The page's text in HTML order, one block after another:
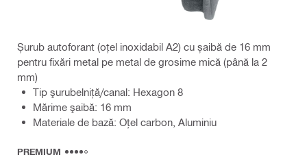
Șurub autoforant (oțel inoxidabil A2) cu șaibă de 16 mm
pentru fixări metal pe metal de grosime mică (până la 2
mm)
Tip şurubelniţă/canal: Hexagon 8
Mărime şaibă: 16 mm
Materiale de bază: Oțel carbon, Aluminiu
PREMIUM